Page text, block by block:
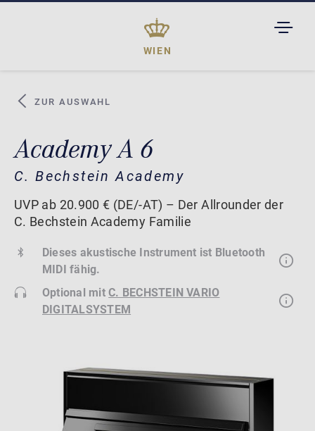
WIEN
ZUR AUSWAHL
Academy A 6
C. Bechstein Academy
UVP ab 20.900 € (DE/-AT) – Der Allrounder der
C. Bechstein Academy Familie
Dieses akustische Instrument ist Bluetooth
MIDI fähig.
Optional mitC. BECHSTEIN VARIO
DIGITALSYSTEM